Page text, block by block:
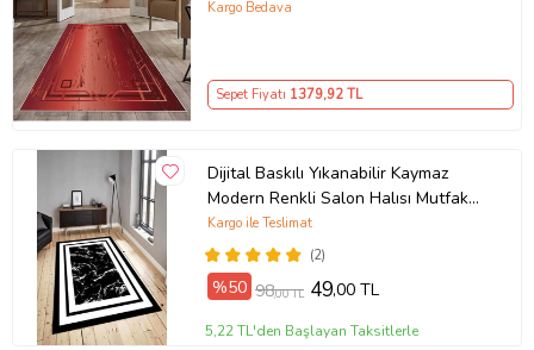
Salon Halısı ve Yolluk
Kargo Bedava
Sepet Fiyatı 1379,92 TL
Dijital Baskılı Yıkanabilir Kaymaz
Modern Renkli Salon Halısı Mutfak
Halısı Yolluk ND-HY-963 (Siyah)
(2)
Kargo ile Teslimat
%50 98,00 TL 49,00 TL
5,22 TL'den Başlayan Taksitlerle